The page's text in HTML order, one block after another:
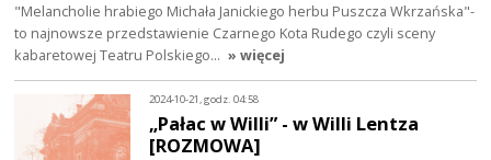
"Melancholie hrabiego Michała Janickiego herbu Puszcza Wkrzańska"-
to najnowsze przedstawienie Czarnego Kota Rudego czyli sceny
kabaretowej Teatru Polskiego… » więcej
2024-10-21, godz. 04:58
„Pałac w Willi” - w Willi Lentza
[ROZMOWA]